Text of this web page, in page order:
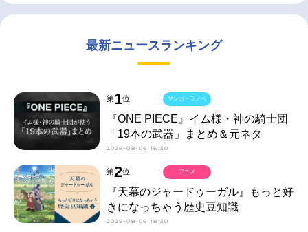
最新ニュースランキング
第1位
『ONE PIECE』イム様・神の騎士団
「19本の武器」まとめ＆元ネタ
2026-08-06 16:30
マンガ・ラノベ
第2位
『天幕のジャードゥーガル』もっと好
きになっちゃう歴史豆知識
2026-08-06 18:30
アニメ